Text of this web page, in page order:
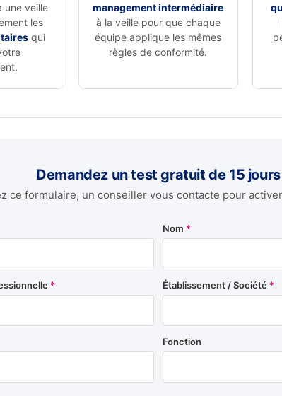
une veille
les
qui
management intermédiaire
à la veille pour que chaque
équipe applique les mêmes
règles de conformité.
Demandez un test gratuit de 15 jours
ce formulaire, un conseiller vous contacte pour
Nom *
* Établissement / Société *
Fonction